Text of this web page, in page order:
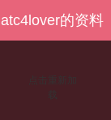
atc4lover的资料